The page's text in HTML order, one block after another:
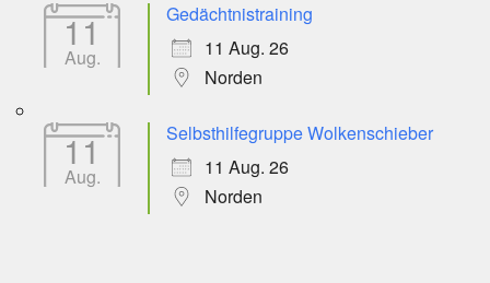
11
Aug.
Gedächtnistraining
11 Aug. 26
Norden
11
Aug.
Selbsthilfegruppe Wolkenschieber
11 Aug. 26
Norden